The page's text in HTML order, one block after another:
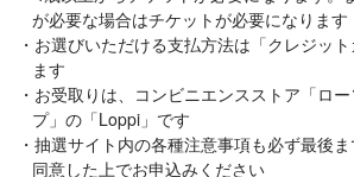
が必要な場合はチケットが必要になります
お選びいただける支払方法は「クレジッ
ます
お受取りは、コンビニエンスストア「ロ
プ」の「Loppi」です
抽選サイト内の各種注意事項も必ず最後ま
同意した上でお申込みください